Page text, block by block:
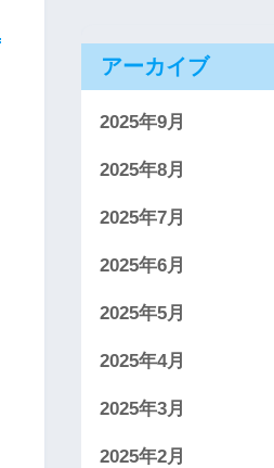
アーカイブ
2025年9月
2025年8月
2025年7月
2025年6月
2025年5月
2025年4月
2025年3月
2025年2月